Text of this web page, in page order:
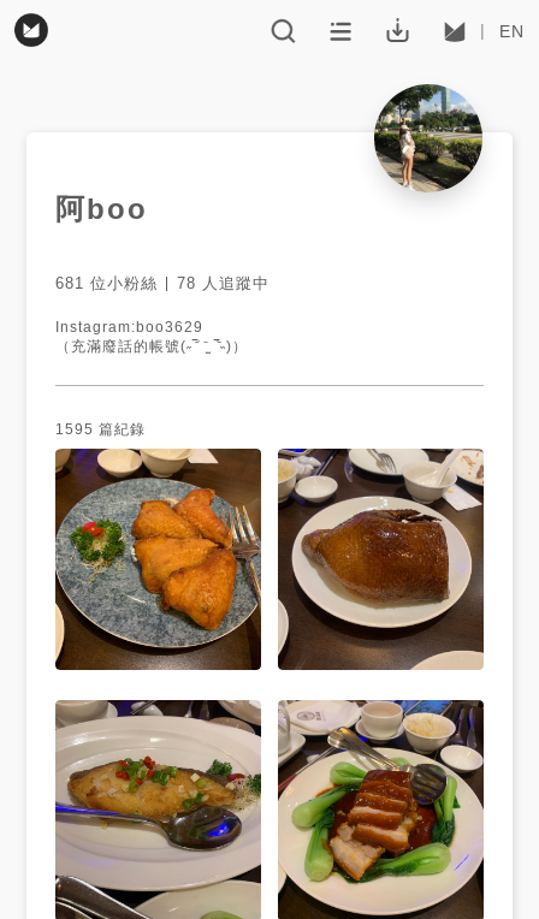
EN
阿boo
681 位小粉絲 78 人追蹤中
Instagram:boo3629
（充滿廢話的帳號(˶‾᷄ ⁻̫ ‾᷅˵)）
1595 篇紀錄